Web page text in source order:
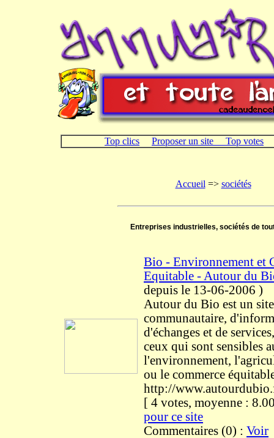
Top clics Proposer un site Top votes
Accueil => sociétés
Entreprises industrielles, sociétés de
Bio - Environnement et
Equitable - Autour du
depuis le 13-06-2006 )
Autour du Bio est un
communautaire,
d'échanges et de
ceux qui sont sensibles
l'environnement,
ou le commerce
http://
[ 4 votes, moyenne :
pour ce site
Commentaires (0) : Voir